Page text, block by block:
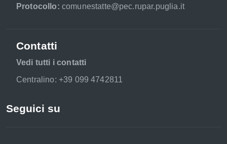
Protocollo: comunestatte@pec.rupar.puglia.it
Contatti
Vedi tutti i contatti
Centralino: +39 099 4742811
Seguici su